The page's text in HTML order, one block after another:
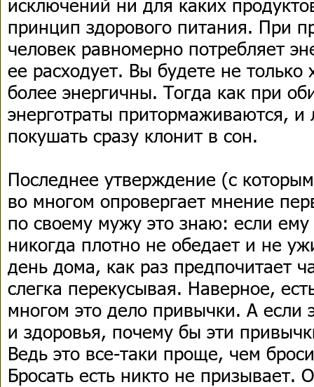
принцип здорового питания. При
человек равномерно потребляет
ее расходует. Вы будете не только
более энергичны. Тогда как при
энерготраты притормаживаются,
покушать сразу клонит в сон.
Последнее утверждение (с
во многом опровергает мнение
по своему мужу это знаю: если ему
никогда плотно не обедает и не
день дома, как раз предпочитает
слегка перекусывая. Наверное,
многом это дело привычки. А если
и здоровья, почему бы эти
Ведь это все-таки проще, чем
Бросать есть никто не призывает.